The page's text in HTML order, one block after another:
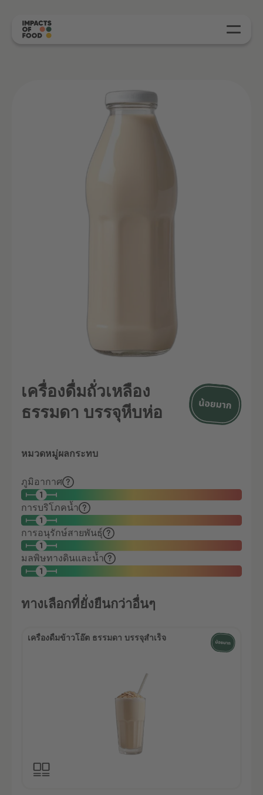
เครื่องดื่มถั่วเหลือง
ธรรมดา บรรจุหีบห่อ
หมวดหมู่ผลกระทบ
ภูมิอากาศ
การบริโภคน้ำ
การอนุรักษ์สายพันธุ์
มลพิษทางดินและน้ำ
ทางเลือกที่ยั่งยืนกว่าอื่นๆ
เครื่องดื่มข้าวโอ๊ต ธรรมดา บรรจุสำเร็จ